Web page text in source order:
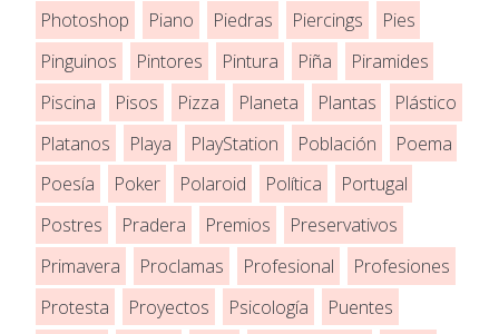
Photoshop
Piano Piedras Piercings
Pies
Pinguinos
Pintores Pintura Piña
Piramides
Piscina
Pisos Pizza Planeta Plantas
Plástico
Platanos
Playa PlayStation Población
Poema
Poesía
Poker Polaroid Política
Portugal
Postres
Pradera Premios
Preservativos
Primavera
Proclamas Profesional
Profesiones
Protesta
Proyectos Psicología
Puentes